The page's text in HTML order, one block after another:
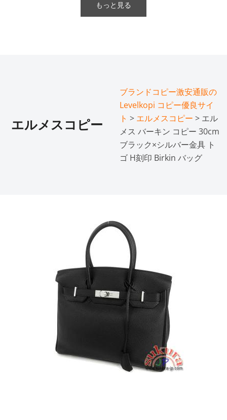
もっと見る
エルメスコピー
ブランドコピー激安通販の
Levelkopi コピー優良サイ
ト > エルメスコピー > エル
メス バーキン コピー 30cm
ブラック×シルバー金具 ト
ゴ H刻印 Birkin バッグ